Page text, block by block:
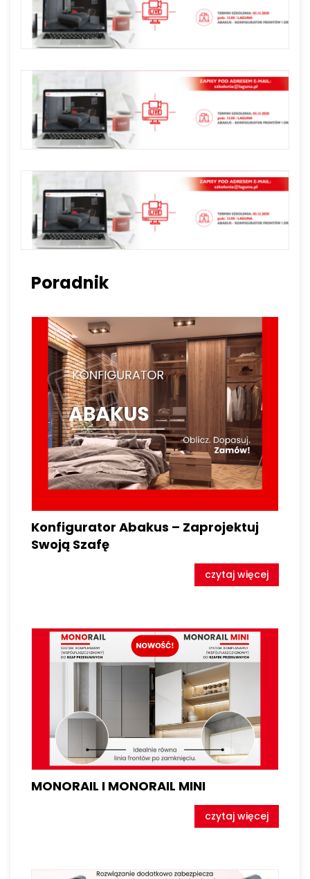
Poradnik
Konfigurator Abakus – Zaprojektuj
Swoją Szafę
czytaj więcej
MONORAIL I MONORAIL MINI
czytaj więcej